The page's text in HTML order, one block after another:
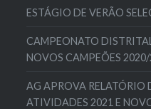
ESTÁGIO DE VERÃO
CAMPEONATO
NOVOS CAMPEÕES 2020/
AG APROVA RELATÓRIO
ATIVIDADES 2021 E